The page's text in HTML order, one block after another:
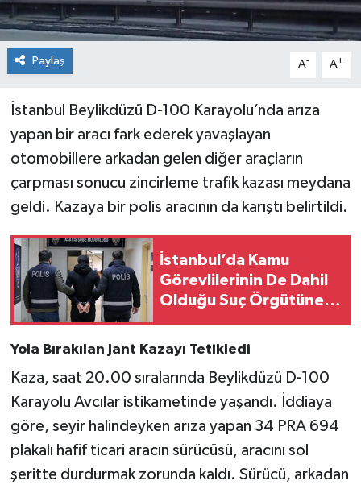
Paylaş A- A+
İstanbul Beylikdüzü D-100 Karayolu’nda arıza
yapan bir aracı fark ederek yavaşlayan
otomobillere arkadan gelen diğer araçların
çarpması sonucu zincirleme trafik kazası meydana
geldi. Kazaya bir polis aracının da karıştı belirtildi.
İstanbul’da Kamu
Görevlilerinin De Dahil
Olduğu Suç Örgütüne
Yola Bırakılan Jant Kazayı Tetikledi
Kaza, saat 20.00 sıralarında Beylikdüzü D-100
Karayolu Avcılar istikametinde yaşandı. İddiaya
göre, seyir halindeyken arıza yapan 34 PRA 694
plakalı hafif ticari aracın sürücüsü, aracını sol
şeritte durdurmak zorunda kaldı. Sürücü, arkadan